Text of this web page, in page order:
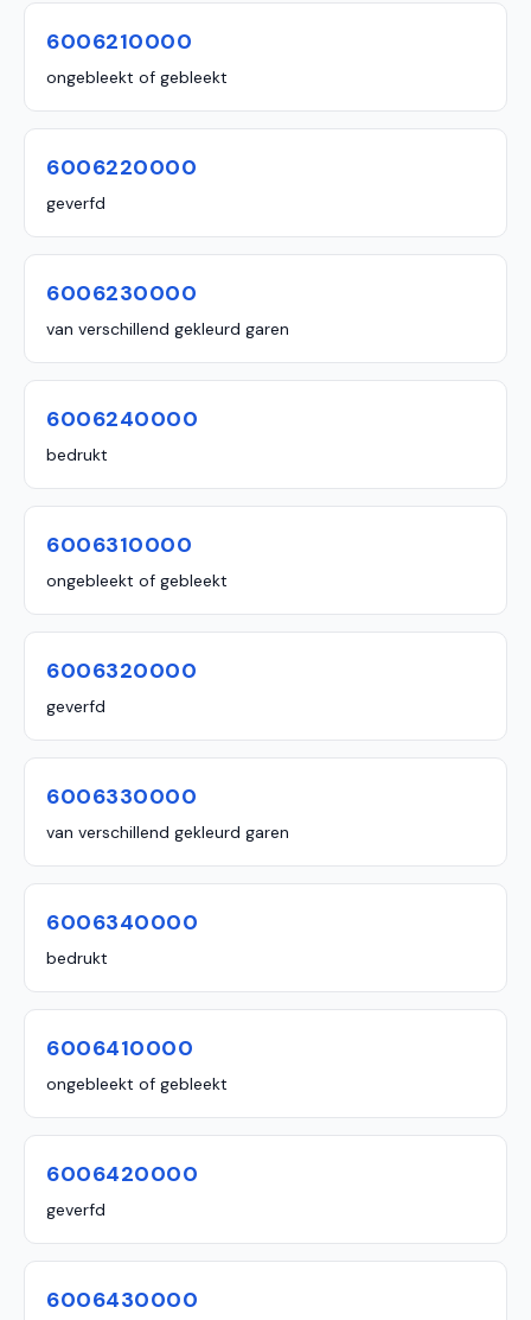
6006210000
ongebleekt of gebleekt
6006220000
geverfd
6006230000
van verschillend gekleurd garen
6006240000
bedrukt
6006310000
ongebleekt of gebleekt
6006320000
geverfd
6006330000
van verschillend gekleurd garen
6006340000
bedrukt
6006410000
ongebleekt of gebleekt
6006420000
geverfd
6006430000